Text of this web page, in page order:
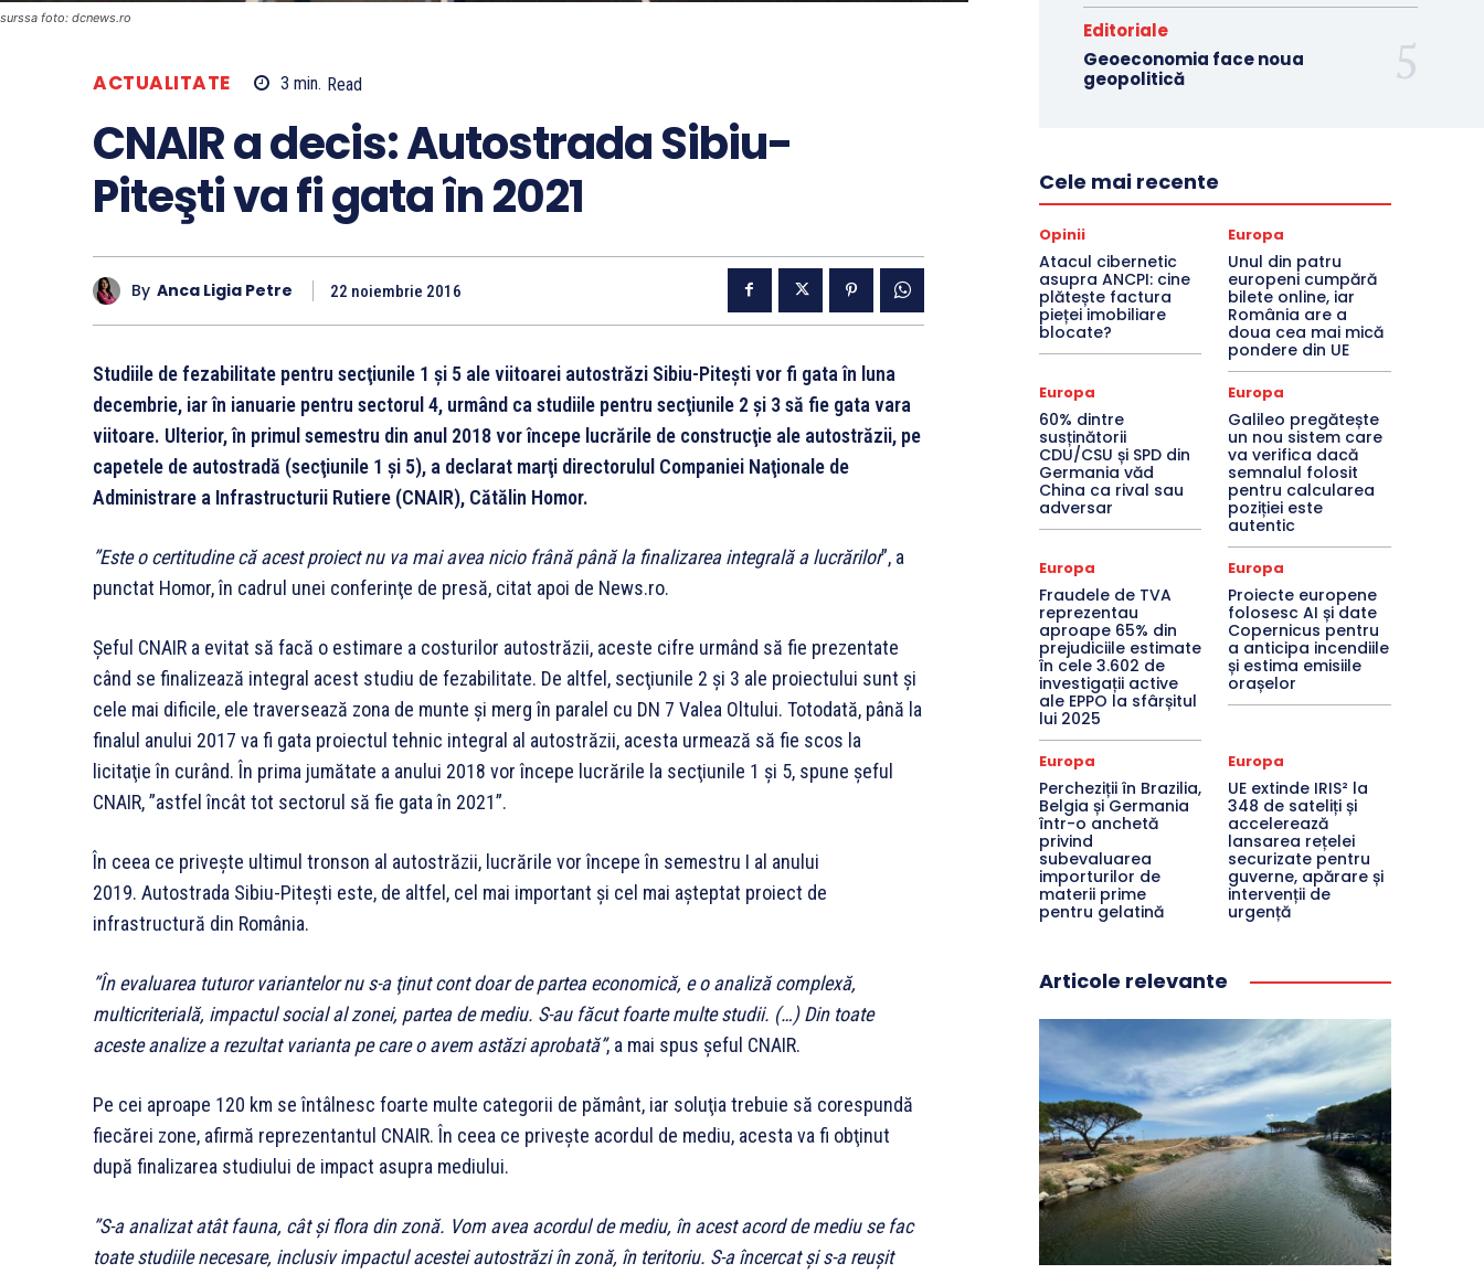
surssa foto: dcnews.ro
ACTUALITATE 3 min. Read
CNAIR a decis: Autostrada Sibiu-
Piteşti va fi gata în 2021
By Anca Ligia Petre 22 noiembrie 2016
Studiile de fezabilitate pentru secţiunile 1 şi 5 ale viitoarei autostrăzi Sibiu-Piteşti vor fi gata în luna
decembrie, iar în ianuarie pentru sectorul 4, urmând ca studiile pentru secţiunile 2 şi 3 să fie gata vara
viitoare. Ulterior, în primul semestru din anul 2018 vor începe lucrările de construcţie ale autostrăzii, pe
capetele de autostradă (secţiunile 1 şi 5), a declarat marţi directorulul Companiei Naţionale de
Administrare a Infrastructurii Rutiere (CNAIR), Cătălin Homor.
”Este o certitudine că acest proiect nu va mai avea nicio frână până la finalizarea integrală a lucrărilor”, a
punctat Homor, în cadrul unei conferinţe de presă, citat apoi de News.ro.
Şeful CNAIR a evitat să facă o estimare a costurilor autostrăzii, aceste cifre urmând să fie prezentate
când se finalizează integral acest studiu de fezabilitate. De altfel, secţiunile 2 şi 3 ale proiectului sunt şi
cele mai dificile, ele traversează zona de munte şi merg în paralel cu DN 7 Valea Oltului. Totodată, până la
finalul anului 2017 va fi gata proiectul tehnic integral al autostrăzii, acesta urmează să fie scos la
licitaţie în curând. În prima jumătate a anului 2018 vor începe lucrările la secţiunile 1 şi 5, spune şeful
CNAIR, ”astfel încât tot sectorul să fie gata în 2021”.
În ceea ce priveşte ultimul tronson al autostrăzii, lucrările vor începe în semestru I al anului
2019. Autostrada Sibiu-Piteşti este, de altfel, cel mai important şi cel mai aşteptat proiect de
infrastructură din România.
”În evaluarea tuturor variantelor nu s-a ţinut cont doar de partea economică, e o analiză complexă,
multicriterială, impactul social al zonei, partea de mediu. S-au făcut foarte multe studii. (…) Din toate
aceste analize a rezultat varianta pe care o avem astăzi aprobată”, a mai spus şeful CNAIR.
Pe cei aproape 120 km se întâlnesc foarte multe categorii de pământ, iar soluţia trebuie să corespundă
fiecărei zone, afirmă reprezentantul CNAIR. În ceea ce priveşte acordul de mediu, acesta va fi obţinut
după finalizarea studiului de impact asupra mediului.
”S-a analizat atât fauna, cât şi flora din zonă. Vom avea acordul de mediu, în acest acord de mediu se fac
toate studiile necesare, inclusiv impactul acestei autostrăzi în zonă, în teritoriu. S-a încercat şi s-a reuşit
Editoriale
Geoeconomia face noua
geopolitică
Cele mai recente
Opinii
Atacul cibernetic
asupra ANCPI: cine
plătește factura
pieței imobiliare
blocate?
Europa
Unul din patru
europeni cumpără
bilete online, iar
România are a
doua cea mai mică
pondere din UE
Europa
60% dintre
susținătorii
CDU/CSU și SPD din
Germania văd
China ca rival sau
adversar
Europa
Galileo pregătește
un nou sistem care
va verifica dacă
semnalul folosit
pentru calcularea
poziției este
autentic
Europa
Fraudele de TVA
reprezentau
aproape 65% din
prejudiciile estimate
în cele 3.602 de
investigații active
ale EPPO la sfârșitul
lui 2025
Europa
Proiecte europene
folosesc AI și date
Copernicus pentru
a anticipa incendiile
și estima emisiile
orașelor
Europa
Percheziții în Brazilia,
Belgia și Germania
într-o anchetă
privind
subevaluarea
importurilor de
materii prime
pentru gelatină
Europa
UE extinde IRIS² la
348 de sateliți și
accelerează
lansarea rețelei
securizate pentru
guverne, apărare și
intervenții de
urgență
Articole relevante